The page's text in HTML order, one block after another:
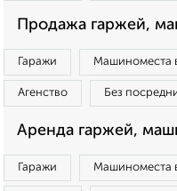
Продажа гаржей,
Гаражи Машиноместа
Агенство Без
Аренда гаржей,
Гаражи Машиноместа